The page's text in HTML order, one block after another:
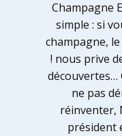
Champagne
simple : si
champagne,
! nous prive
découvertes…
ne pas
réinventer,
président